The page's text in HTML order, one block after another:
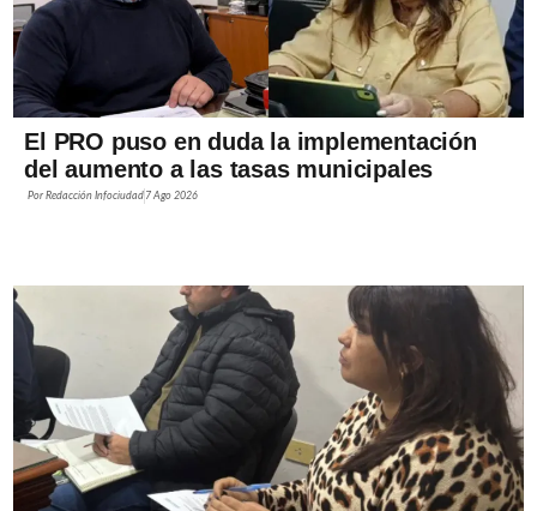
El PRO puso en duda la implementación
del aumento a las tasas municipales
PorRedacción Infociudad 7 Ago 2026